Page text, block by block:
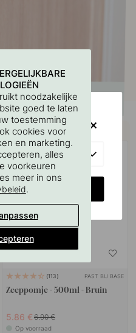
met
15
POPULAR
113 PAST BIJ BASE
Zeeppomje - 500ml - Bruin
5.86 € 6.90 €
Op voorraad
noodzakelijke
goed te laten
toestemming
cookies voor
en marketing.
alles
voorkeuren
meer in ons
.